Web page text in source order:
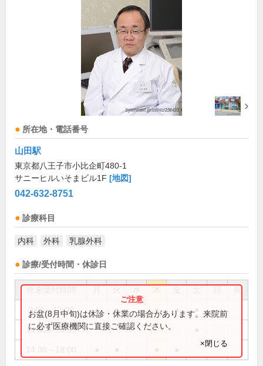
所在地・電話番号
山田駅
東京都八王子市小比企町480-1
サニーヒルいそまビル1F [地図]
042-632-8751
診療科目
内科 外科 乳腺外科
診療/受付時間・休診日
祝
9:00～12:00 ● ● ● ●
14:30～16:30
お盆(8月中旬)は休診・休業の場合があります。来院前
に必ず医療機関に直接ご確認ください。
×閉じる